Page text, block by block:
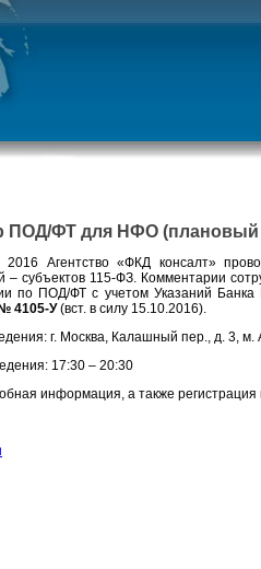
ПОД/ФТ для НФО (плановый
2016 Агентство «ФКД консалт»
– субъектов 115-ФЗ. Комментарии
по ПОД/ФТ с учетом Указаний Банка
№ 4105-У(вст. в силу 15.10.2016).
г. Москва, Калашный пер., д. 3,
17:30 – 20:30
информация, а также регистрация